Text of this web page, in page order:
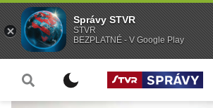
Správy STVR
STVR
BEZPLATNÉ - V Google Play